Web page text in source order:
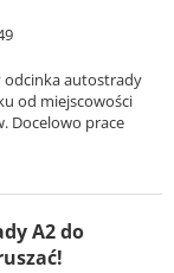
odcinka autostrady
od miejscowości
Docelowo prace
A2 do